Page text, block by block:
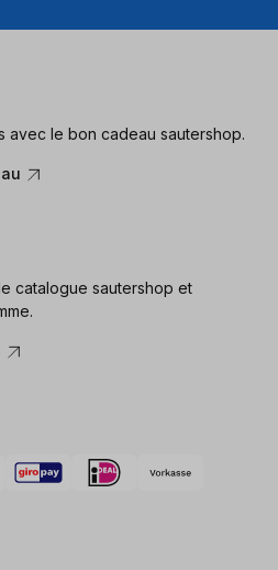
avec le bon cadeau sautershop.
catalogue sautershop et